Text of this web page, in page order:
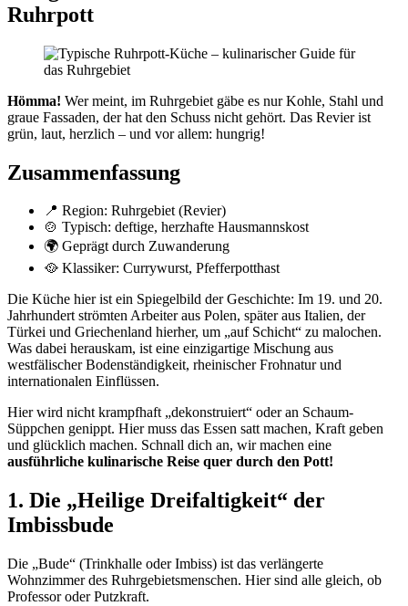
Ruhrpott
Hömma! Wer meint, im Ruhrgebiet gäbe es nur Kohle, Stahl und
graue Fassaden, der hat den Schuss nicht gehört. Das Revier ist
grün, laut, herzlich – und vor allem: hungrig!
Zusammenfassung
📍 Region: Ruhrgebiet (Revier)
🍲 Typisch: deftige, herzhafte Hausmannskost
🌍 Geprägt durch Zuwanderung
🥘 Klassiker: Currywurst, Pfefferpotthast
Die Küche hier ist ein Spiegelbild der Geschichte: Im 19. und 20.
Jahrhundert strömten Arbeiter aus Polen, später aus Italien, der
Türkei und Griechenland hierher, um „auf Schicht“ zu malochen.
Was dabei herauskam, ist eine einzigartige Mischung aus
westfälischer Bodenständigkeit, rheinischer Frohnatur und
internationalen Einflüssen.
Hier wird nicht krampfhaft „dekonstruiert“ oder an Schaum-
Süppchen genippt. Hier muss das Essen satt machen, Kraft geben
und glücklich machen. Schnall dich an, wir machen eine
ausführliche kulinarische Reise quer durch den Pott!
1. Die „Heilige Dreifaltigkeit“ der
Imbissbude
Die „Bude“ (Trinkhalle oder Imbiss) ist das verlängerte
Wohnzimmer des Ruhrgebietsmenschen. Hier sind alle gleich, ob
Professor oder Putzkraft.